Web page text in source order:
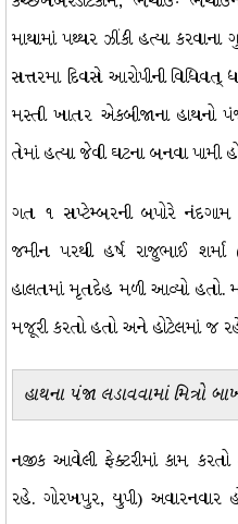
માથામાં પથ્થર ઝીંકી હત્યા
સત્તરમા દિવસે આરોપીની વિધિવત્
મસ્તી ખાતર એકબીજાના હાથનો
તેમાં હત્યા જેવી ઘટના બનવા પામી
ગત ૧ સપ્ટેમ્બરની બપોરે નંદગામ
જમીન પરથી હર્ષ રાજુભાઈ શર્મા
હાલતમાં મૃતદેહ મળી આવ્યો હતો.
મજૂરી કરતો હતો અને હોટેલમાં જ
હાથના પંજા લડાવવામાં મિત્રો
નજીક આવેલી ફેક્ટરીમાં કામ
રહે. ગોરખપુર, યુપી)